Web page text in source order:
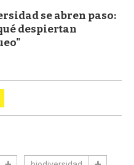
se abren paso:
despiertan